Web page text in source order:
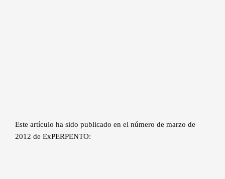
Este artículo ha sido publicado en el número de marzo de
2012 de ExPERPENTO: